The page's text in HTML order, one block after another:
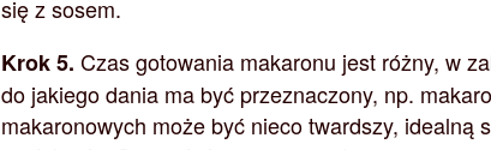
się z sosem.
Krok 5. Czas gotowania makaronu jest różny, w
do jakiego dania ma być przeznaczony, np.
makaronowych może być nieco twardszy, idealną